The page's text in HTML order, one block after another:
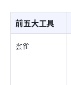
前五大工具
雲雀